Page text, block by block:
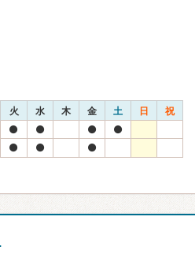
火 水 木 金 土 日 祝